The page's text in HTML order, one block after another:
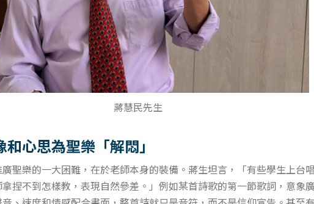
蔣慧民先生
和心思為聖樂「解悶」
聖樂的一大困難，在於老師本身的裝備。蔣生坦言，「有些學生上台
捏不到怎樣教，表現自然參差。」例如某首詩歌的第一節歌詞，意象